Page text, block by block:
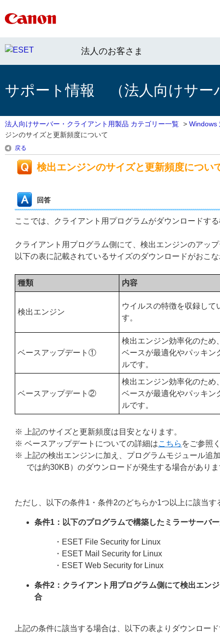
法人のお客さま
サポート情報 （法人向けサー
法人向けサーバー・クライアント用製品 カテゴリー一覧 > Windows
ジンのサイズと更新頻度について
戻る
検出エンジンのサイズと更新頻度につい
回答
ここでは、クライアント用プログラムがダウンロードす
クライアント用プログラム側にて、検出エンジンのアッ
以下の表に記載されているサイズのダウンロードがおこ
種類 内容
検出エンジン
ウイルスの特徴を収録して
す。
ベースアップデート①
検出エンジン効率化のため
ベースが最適化やパッキン
ルです。
ベースアップデート②
検出エンジン効率化のため
ベースが最適化やパッキン
ルです。
※ 上記のサイズと更新頻度は目安となります。
※ ベースアップデートについての詳細はこちら をご参照
※ 上記の検出エンジンに加え、プログラムモジュール追
では約30KB）のダウンロードが発生する場合があり
ただし、以下の条件1・条件2のどちらか1つ以上に該当
条件1：以下のプログラムで構築したミラーサーバ
・ESET File Security for Linux
・ESET Mail Security for Linux
・ESET Web Security for Linux
条件2：クライアント用プログラム側にて検出エン
合
上記の条件に該当する場合は、以下の表よりダウンロー